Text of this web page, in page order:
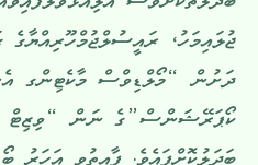
ދަށުން “މޯލްޑިވްސް މާކެޓިންގ
ކޯޕަރޭޝަންސް”ގެ ނަން “ވިޒިޓް